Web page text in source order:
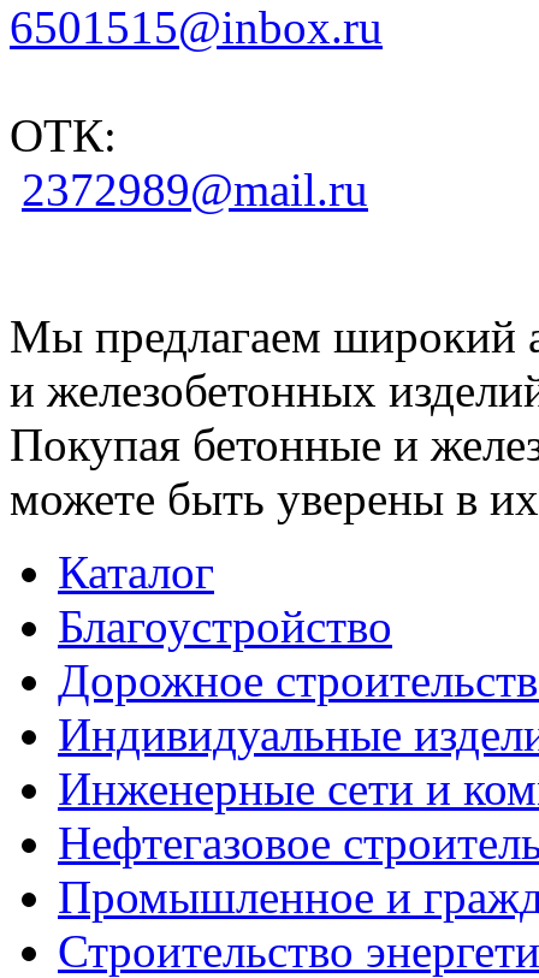
6501515@inbox.ru
ОТК:
2372989@mail.ru
Мы предлагаем широкий
и железобетонных
Покупая бетонные и
можете быть уверены в их
Каталог
Благоустройство
Дорожное
Индивидуальные
Инженерные сети и
Нефтегазовое
Промышленное и
Строительство